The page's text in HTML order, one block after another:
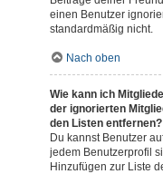
einen Benutzer
standardmäßig nicht.
Nach oben
Wie kann ich
der ignorierten
den Listen entfernen?
Du kannst Benutzer
jedem Benutzerprofil
Hinzufügen zur Liste